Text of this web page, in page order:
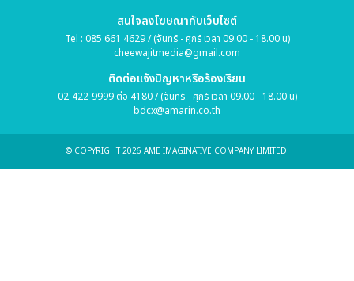
สนใจลงโฆษณากับเว็บไซต์
Tel : 085 661 4629 / (จันทร์ - ศุกร์ เวลา 09.00 - 18.00 น)
cheewajitmedia@gmail.com
ติดต่อแจ้งปัญหาหรือร้องเรียน
02-422-9999 ต่อ 4180 / (จันทร์ - ศุกร์ เวลา 09.00 - 18.00 น)
bdcx@amarin.co.th
© COPYRIGHT 2026 AME IMAGINATIVE COMPANY LIMITED.